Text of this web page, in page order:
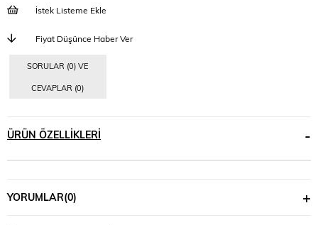
İstek Listeme Ekle
Fiyat Düşünce Haber Ver
SORULAR (0) VE
CEVAPLAR (0)
ÜRÜN ÖZELLIKLERI
YORUMLAR(0)